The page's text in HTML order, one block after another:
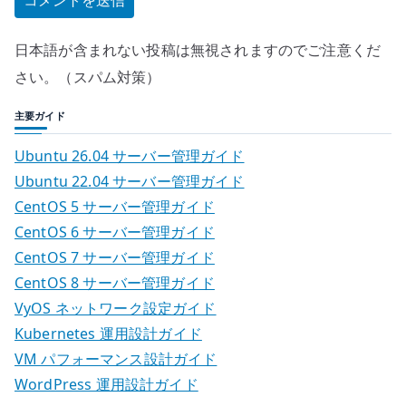
日本語が含まれない投稿は無視されますのでご注意くだ
さい。（スパム対策）
主要ガイド
Ubuntu 26.04 サーバー管理ガイド
Ubuntu 22.04 サーバー管理ガイド
CentOS 5 サーバー管理ガイド
CentOS 6 サーバー管理ガイド
CentOS 7 サーバー管理ガイド
CentOS 8 サーバー管理ガイド
VyOS ネットワーク設定ガイド
Kubernetes 運用設計ガイド
VM パフォーマンス設計ガイド
WordPress 運用設計ガイド